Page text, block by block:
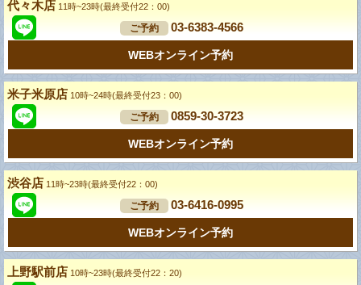
代々木店 11時~23時(最終受付22：00)
ご予約 03-6383-4566
WEBオンライン予約
米子米原店 10時~24時(最終受付23：00)
ご予約 0859-30-3723
WEBオンライン予約
渋谷店 11時~23時(最終受付22：00)
ご予約 03-6416-0995
WEBオンライン予約
上野駅前店 10時~23時(最終受付22：20)